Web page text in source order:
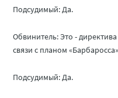
Подсудимый: Да.
Обвинитель: Это -
связи с планом
Подсудимый: Да.